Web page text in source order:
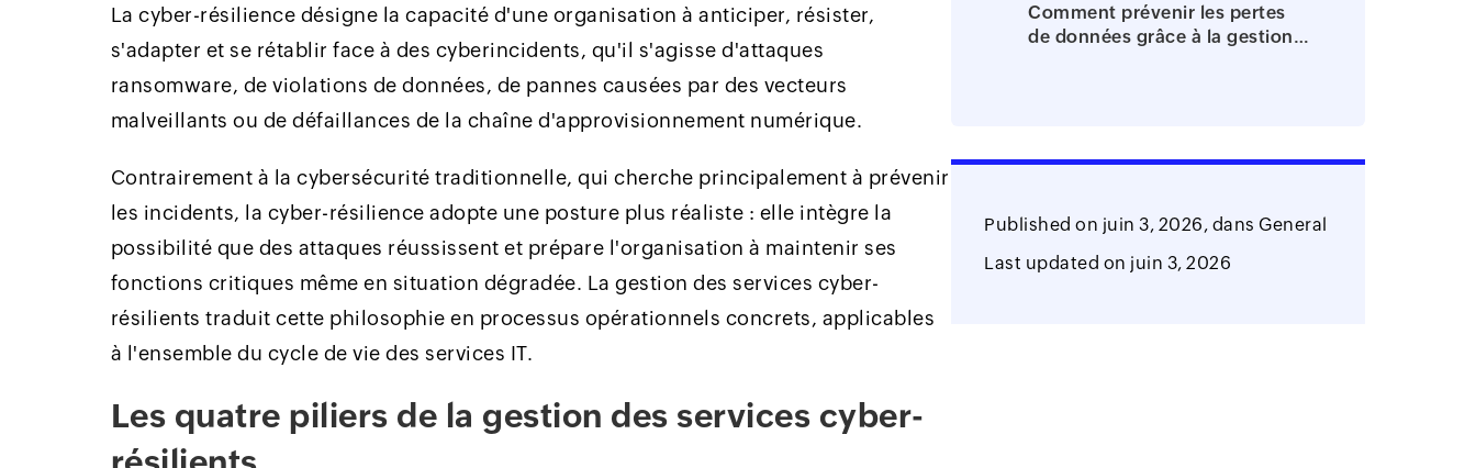
La cyber-résilience désigne la capacité d'une organisation à anticiper, résister,
s'adapter et se rétablir face à des cyberincidents, qu'il s'agisse d'attaques
ransomware, de violations de données, de pannes causées par des vecteurs
malveillants ou de défaillances de la chaîne d'approvisionnement numérique.
Contrairement à la cybersécurité traditionnelle, qui cherche principalement à prévenir
les incidents, la cyber-résilience adopte une posture plus réaliste : elle intègre la
possibilité que des attaques réussissent et prépare l'organisation à maintenir ses
fonctions critiques même en situation dégradée. La gestion des services cyber-
résilients traduit cette philosophie en processus opérationnels concrets, applicables
à l'ensemble du cycle de vie des services IT.
Les quatre piliers de la gestion des services cyber-
Comment prévenir les pertes
de données grâce à la gestion
Published on juin 3, 2026, dans General
Last updated on juin 3, 2026